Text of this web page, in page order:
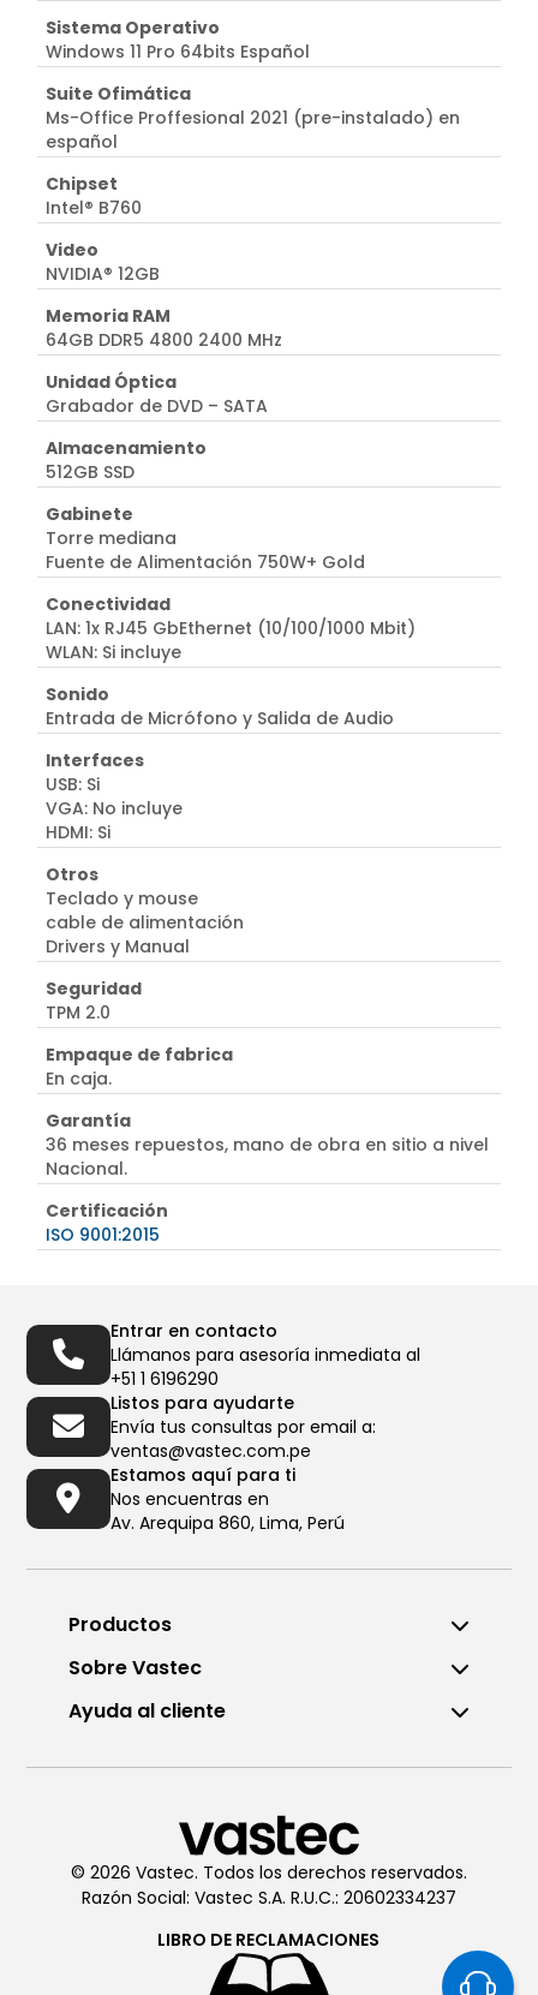
Sistema Operativo
Windows 11 Pro 64bits Español
Suite Ofimática
Ms-Office Proffesional 2021 (pre-instalado) en
español
Chipset
Intel® B760
Video
NVIDIA® 12GB
Memoria RAM
64GB DDR5 4800 2400 MHz
Unidad Óptica
Grabador de DVD – SATA
Almacenamiento
512GB SSD
Gabinete
Torre mediana
Fuente de Alimentación 750W+ Gold
Conectividad
LAN: 1x RJ45 GbEthernet (10/100/1000 Mbit)
WLAN: Si incluye
Sonido
Entrada de Micrófono y Salida de Audio
Interfaces
USB: Si
VGA: No incluye
HDMI: Si
Otros
Teclado y mouse
cable de alimentación
Drivers y Manual
Seguridad
TPM 2.0
Empaque de fabrica
En caja.
Garantía
36 meses repuestos, mano de obra en sitio a nivel
Nacional.
Certificación
ISO 9001:2015
De Lunes a Viernes de 8:00am
a 6:00pm
Chatea conVastec
De Lunes a Viernes de 8:00am
a 6:00pm
Entrar en contacto
Llámanos para asesoría inmediata al
+51 1 6196290
Listos para ayudarte
Envía tus consultas por email a:
ventas@vastec.com.pe
Estamos aquí para ti
Nos encuentras en
Av. Arequipa 860, Lima, Perú
Productos
Sobre Vastec
Ayuda al cliente
© 2026 Vastec. Todos los derechos reservados.
Razón Social: Vastec S.A. R.U.C.: 20602334237
LIBRO DE RECLAMACIONES